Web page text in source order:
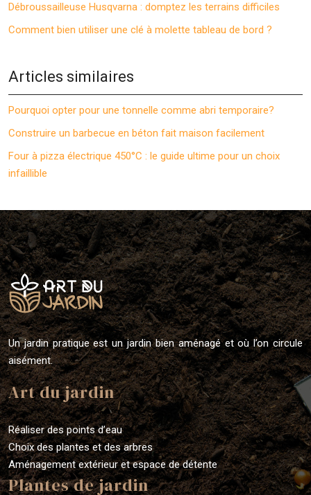
Débroussailleuse Husqvarna : domptez les terrains difficiles
Comment bien utiliser une clé à molette tableau de bord ?
Articles similaires
Pourquoi opter pour une tonnelle comme abri temporaire?
Construire un barbecue en béton fait maison facilement
Four à pizza électrique 450°C : le guide ultime pour un choix
infaillible
Un jardin pratique est un jardin bien aménagé et où l’on circule
aisément.
Art du jardin
Réaliser des points d’eau
Choix des plantes et des arbres
Aménagement extérieur et espace de détente
Plantes de jardin